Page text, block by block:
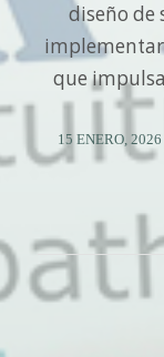
diseño de
que
diferentes
como la
reto
15 ENERO, 2026
/